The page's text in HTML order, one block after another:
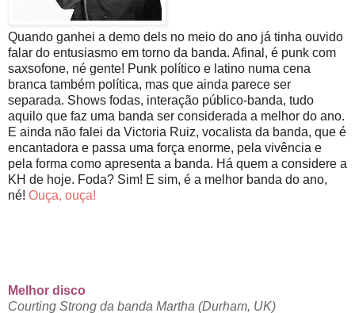
Quando ganhei a demo dels no meio do ano já tinha ouvido
falar do entusiasmo em torno da banda. Afinal, é punk com
saxsofone, né gente! Punk político e latino numa cena
branca também política, mas que ainda parece ser
separada. Shows fodas, interação público-banda, tudo
aquilo que faz uma banda ser considerada a melhor do ano.
E ainda não falei da Victoria Ruiz, vocalista da banda, que é
encantadora e passa uma força enorme, pela vivência e
pela forma como apresenta a banda. Há quem a considere a
KH de hoje. Foda? Sim! E sim, é a melhor banda do ano,
né! Ouça, ouça!
Melhor disco
Courting Strong da banda Martha (Durham, UK)